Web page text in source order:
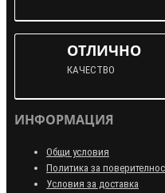
ОТЛИЧНО
КАЧЕСТВО
ИНФОРМАЦИЯ
Общи условия
Политика за
Условия за доставка